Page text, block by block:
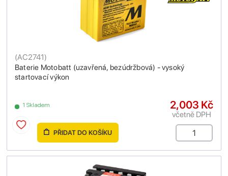
Baterie Motobatt (uzavřená, bezúdržbová) - vysoký
startovací výkon
(AC2741)
1 Skladem 2,003 Kč
včetně DPH
PŘIDAT DO KOŠÍKU